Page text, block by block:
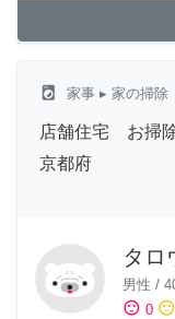
local_laundry_service 家事 ▸ 家の掃除
店舗住宅 お掃
京都府
タロ
男性 /
sentiment_satisfied 0 sentiment_neutral